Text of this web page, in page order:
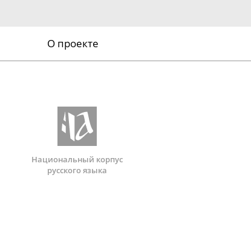
О проекте
Национальный корпус
русского языка